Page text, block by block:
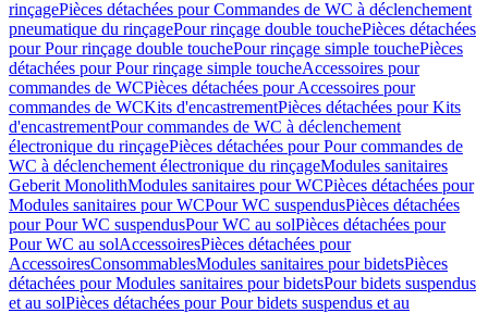
rinçagePièces détachées pour Commandes de WC à déclenchement
pneumatique du rinçagePour rinçage double touchePièces détachées
pour Pour rinçage double touchePour rinçage simple touchePièces
détachées pour Pour rinçage simple toucheAccessoires pour
commandes de WCPièces détachées pour Accessoires pour
commandes de WCKits d'encastrementPièces détachées pour Kits
d'encastrementPour commandes de WC à déclenchement
électronique du rinçagePièces détachées pour Pour commandes de
WC à déclenchement électronique du rinçageModules sanitaires
Geberit MonolithModules sanitaires pour WCPièces détachées pour
Modules sanitaires pour WCPour WC suspendusPièces détachées
pour Pour WC suspendusPour WC au solPièces détachées pour
Pour WC au solAccessoiresPièces détachées pour
AccessoiresConsommablesModules sanitaires pour bidetsPièces
détachées pour Modules sanitaires pour bidetsPour bidets suspendus
et au solPièces détachées pour Pour bidets suspendus et au